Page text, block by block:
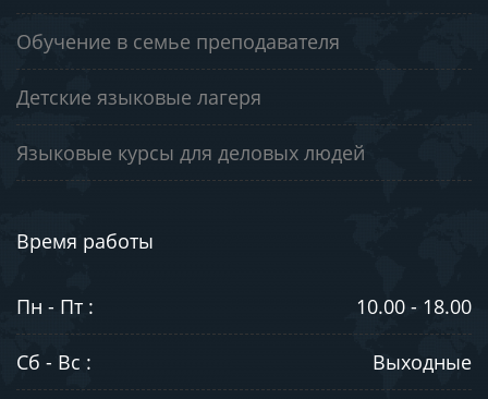
Обучение в семье преподавателя
Детские языковые лагеря
Языковые курсы для деловых людей
Время работы
Пн - Пт : 10.00 - 18.00
Сб - Вс : Выходные